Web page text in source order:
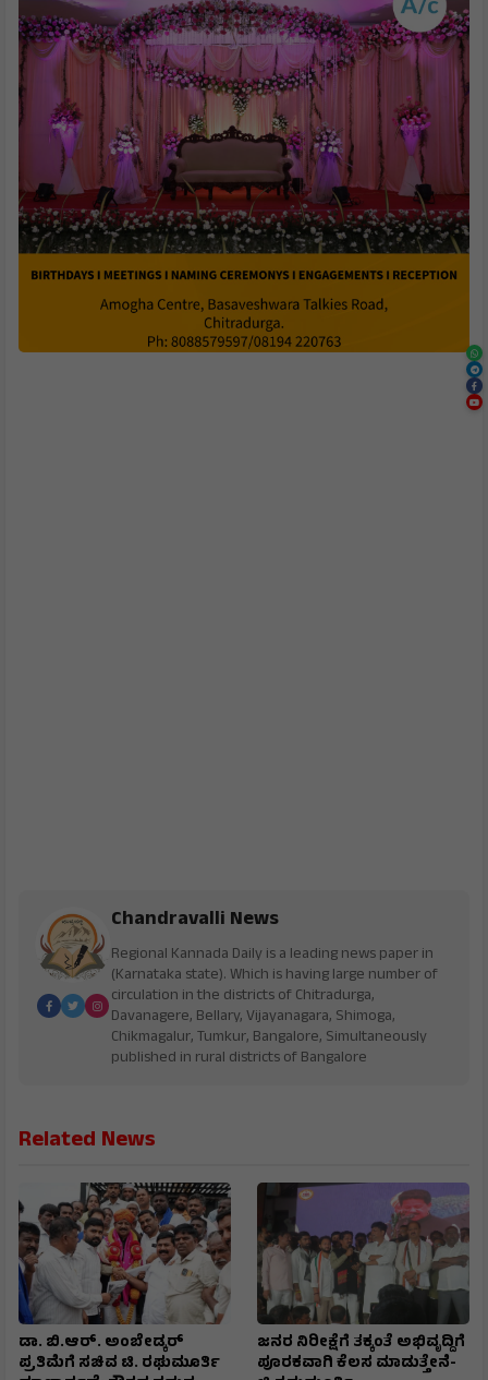
Chandravalli News
Regional Kannada Daily is a leading news paper in
(Karnataka state). Which is having large number of
circulation in the districts of Chitradurga,
Davanagere, Bellary, Vijayanagara, Shimoga,
Chikmagalur, Tumkur, Bangalore, Simultaneously
published in rural districts of Bangalore
Related News
ಡಾ. ಬಿ.ಆರ್. ಅಂಬೇಡ್ಕರ್
ಪ್ರತಿಮೆಗೆ ಸಚಿವ ಟಿ. ರಘುಮೂರ್ತಿ
ಜನರ ನಿರೀಕ್ಷೆಗೆ ತಕ್ಕಂತೆ ಅಭಿವೃದ್ದಿಗೆ
ಪೂರಕವಾಗಿ ಕೆಲಸ ಮಾಡುತ್ತೇನೆ-